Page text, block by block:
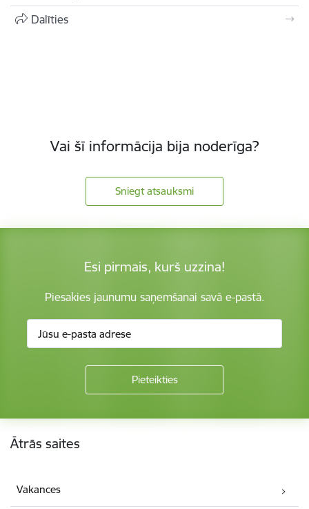
Dalīties
Vai šī informācija bija noderīga?
Sniegt atsauksmi
Esi pirmais, kurš uzzina!
Piesakies jaunumu saņemšanai savā e-pastā.
Kājene
Ātrās saites
Vakances